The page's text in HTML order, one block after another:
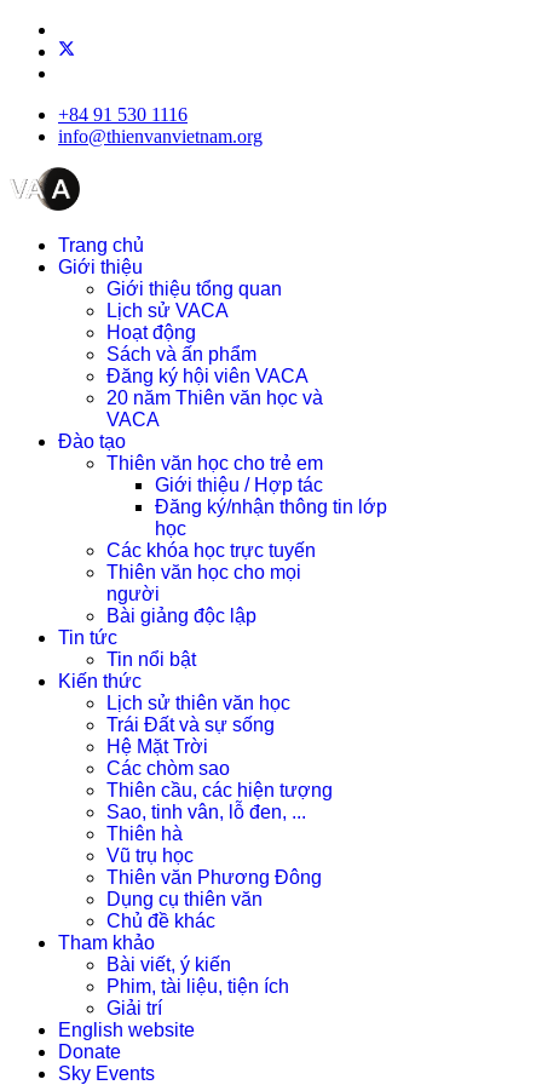
+84 91 530 1116
info@thienvanvietnam.org
Trang chủ
Giới thiệu
Giới thiệu tổng quan
Lịch sử VACA
Hoạt động
Sách và ấn phẩm
Đăng ký hội viên VACA
20 năm Thiên văn học và
VACA
Đào tạo
Thiên văn học cho trẻ em
Giới thiệu / Hợp tác
Đăng ký/nhận thông tin lớp
học
Các khóa học trực tuyến
Thiên văn học cho mọi
người
Bài giảng độc lập
Tin tức
Tin nổi bật
Kiến thức
Lịch sử thiên văn học
Trái Đất và sự sống
Hệ Mặt Trời
Các chòm sao
Thiên cầu, các hiện tượng
Sao, tinh vân, lỗ đen, ...
Thiên hà
Vũ trụ học
Thiên văn Phương Đông
Dụng cụ thiên văn
Chủ đề khác
Tham khảo
Bài viết, ý kiến
Phim, tài liệu, tiện ích
Giải trí
English website
Donate
Sky Events